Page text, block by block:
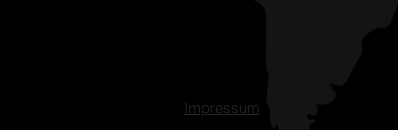
Impressum